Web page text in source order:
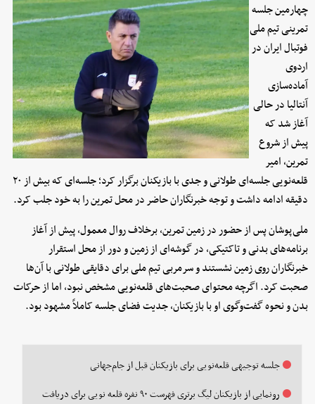
چهارمین جلسه
تمرینی تیم ملی
فوتبال ایران در
اردوی
آماده‌سازی
آنتالیا در حالی
آغاز شد که
پیش از شروع
تمرین، امیر
قلعه‌نویی جلسه‌ای طولانی و جدی با بازیکنان برگزار کرد؛ جلسه‌ای که بیش از ۲۰
دقیقه ادامه داشت و توجه خبرنگاران حاضر در محل تمرین را به خود جلب کرد.
ملی‌پوشان پس از حضور در زمین تمرین، برخلاف روال معمول، پیش از آغاز
برنامه‌های بدنی و تاکتیکی، در گوشه‌ای از زمین و دور از محل استقرار
خبرنگاران روی زمین نشستند و سرمربی تیم ملی برای دقایقی طولانی با آن‌ها
صحبت کرد. اگرچه محتوای صحبت‌های قلعه‌نویی مشخص نبود، اما از حرکات
بدن و نحوه گفت‌وگوی او با بازیکنان، جدیت فضای جلسه کاملاً مشهود بود.
جلسه توجیهی قلعه‌نویی برای بازیکنان قبل از جام‌جهانی
رونمایی از بازیکنان لیگ برتری فهرست ۹۰ نفره قلعه نویی برای دریافت